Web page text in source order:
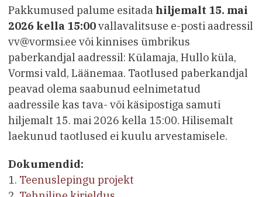
Pakkumused palume esitada hiljemalt 15. mai
2026 kella 15:00vallavalitsuse e-posti aadressil
vv@vormsi.ee või kinnises ümbrikus
paberkandjal aadressil: Külamaja, Hullo küla,
Vormsi vald, Läänemaa. Taotlused paberkandjal
peavad olema saabunud eelnimetatud
aadressile kas tava- või käsipostiga samuti
hiljemalt 15. mai 2026 kella 15:00. Hilisemalt
laekunud taotlused ei kuulu arvestamisele.
Dokumendid:
1. Teenuslepingu projekt